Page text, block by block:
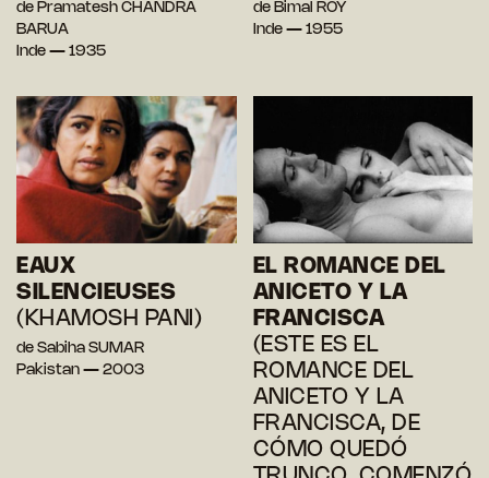
de Pramatesh CHANDRA
BARUA
Inde — 1935
de Bimal ROY
Inde — 1955
EAUX
SILENCIEUSES
(KHAMOSH PANI)
de Sabiha SUMAR
Pakistan — 2003
EL ROMANCE DEL
ANICETO Y LA
FRANCISCA
(ESTE ES EL
ROMANCE DEL
ANICETO Y LA
FRANCISCA, DE
CÓMO QUEDÓ